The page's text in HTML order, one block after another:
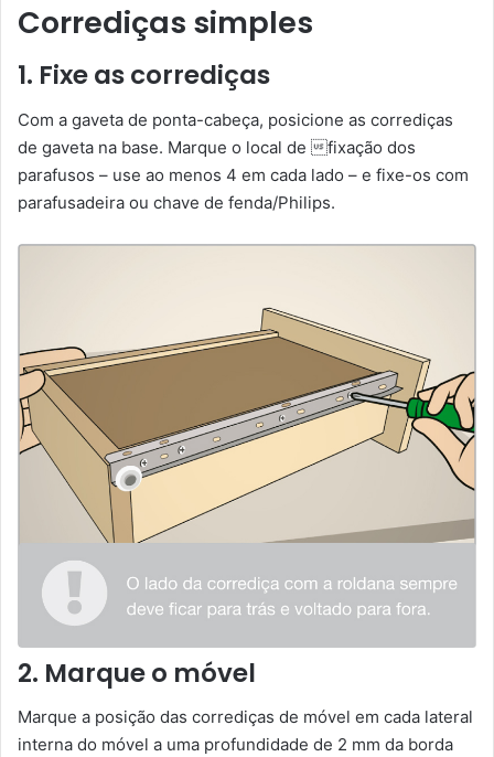
Corrediças simples
1. Fixe as corrediças
Com a gaveta de ponta-cabeça, posicione as corrediças
de gaveta na base. Marque o local de fixação dos
parafusos – use ao menos 4 em cada lado – e fixe-os com
parafusadeira ou chave de fenda/Philips.
2. Marque o móvel
Marque a posição das corrediças de móvel em cada lateral
interna do móvel a uma profundidade de 2 mm da borda